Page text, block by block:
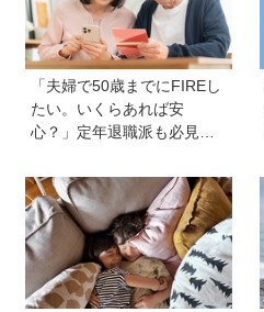
「夫婦で50歳までにFIREし
たい。いくらあれば安
心？」定年退職派も必見！
ロが解説【連載第13回】